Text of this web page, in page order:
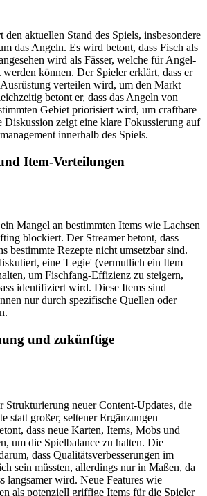
den aktuellen Stand des Spiels, insbesondere
das Angeln. Es wird betont, dass Fisch als
wird als Fässer, welche für Angel-
können. Der Spieler erklärt, dass er
verteilen wird, um den Markt
betont er, dass das Angeln von
Gebiet priorisiert wird, um craftbare
Diskussion zeigt eine klare Fokussierung auf
innerhalb des Spiels.
Item-Verteilungen
Mangel an bestimmten Items wie Lachsen
blockiert. Der Streamer betont, dass
bestimmte Rezepte nicht umsetzbar sind.
eine 'Legie' (vermutlich ein Item
um Fischfang-Effizienz zu steigern,
identifiziert wird. Diese Items sind
nur durch spezifische Quellen oder
und zukünftige
Strukturierung neuer Content-Updates, die
statt großer, seltener Ergänzungen
dass neue Karten, Items, Mobs und
um die Spielbalance zu halten. Die
dass Qualitätsverbesserungen im
sein müssten, allerdings nur in Maßen, da
langsamer wird. Neue Features wie
als potenziell griffige Items für die Spieler